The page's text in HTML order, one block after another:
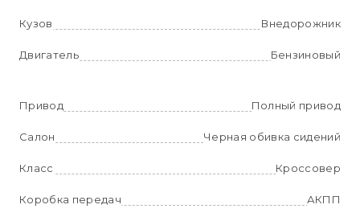
Кузов Внедорожник
Двигатель Бензиновый
Привод Полный привод
Салон Черная обивка сидений
Класс Кроссовер
Коробка передач АКПП